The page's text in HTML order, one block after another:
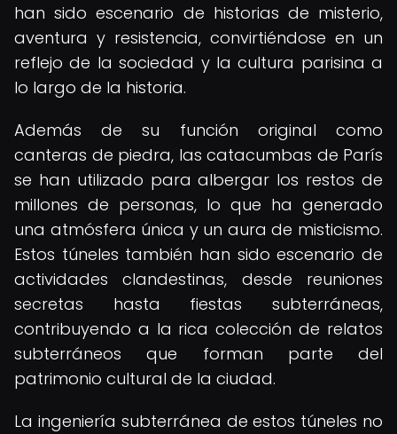
han sido escenario de historias de misterio,
aventura y resistencia, convirtiéndose en un
reflejo de la sociedad y la cultura parisina a
lo largo de la historia.
Además de su función original como
canteras de piedra, las catacumbas de París
se han utilizado para albergar los restos de
millones de personas, lo que ha generado
una atmósfera única y un aura de misticismo.
Estos túneles también han sido escenario de
actividades clandestinas, desde reuniones
secretas hasta fiestas subterráneas,
contribuyendo a la rica colección de relatos
subterráneos que forman parte del
patrimonio cultural de la ciudad.
La ingeniería subterránea de estos túneles no